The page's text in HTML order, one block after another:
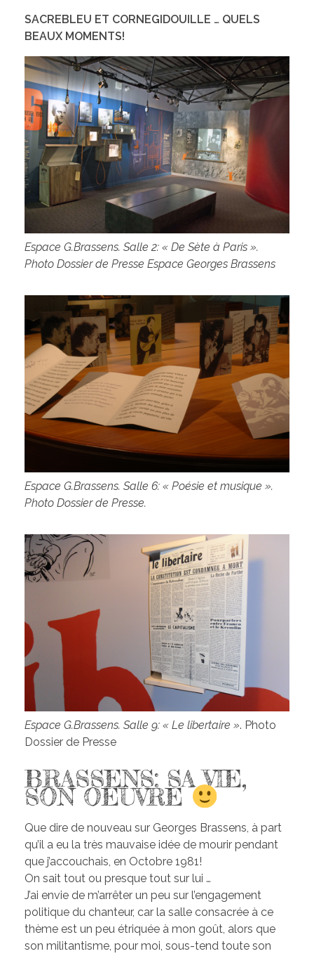
SACREBLEU ET CORNEGIDOUILLE … QUELS
BEAUX MOMENTS!
Espace G.Brassens. Salle 2: « De Sète à Paris ».
Photo Dossier de Presse Espace Georges Brassens
Espace G.Brassens. Salle 6: « Poésie et musique ».
Photo Dossier de Presse.
Espace G.Brassens. Salle 9: « Le libertaire ». Photo
Dossier de Presse
BRASSENS: SA VIE,
SON OEUVRE
Que dire de nouveau sur Georges Brassens, à part
qu’il a eu la très mauvaise idée de mourir pendant
que j’accouchais, en Octobre 1981!
On sait tout ou presque tout sur lui …
J’ai envie de m’arrêter un peu sur l’engagement
politique du chanteur, car la salle consacrée à ce
thème est un peu étriquée à mon goût, alors que
son militantisme, pour moi, sous-tend toute son